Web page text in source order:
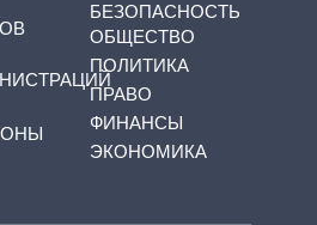
БЕЗОПАСНОСТЬ
ОБЩЕСТВО
ПОЛИТИКА
ПРАВО
ФИНАНСЫ
ЭКОНОМИКА